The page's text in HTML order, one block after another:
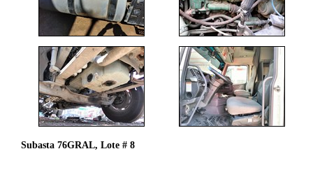
Subasta 76GRAL, Lote # 8